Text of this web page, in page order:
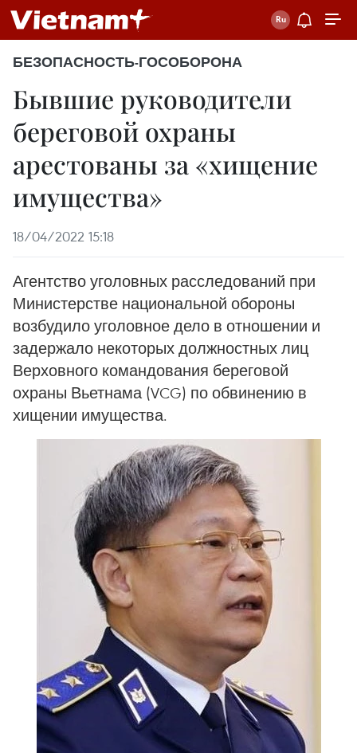
БЕЗОПАСНОСТЬ-ГОСОБОРОНА
Бывшие руководители
береговой охраны
арестованы за «хищение
имущества»
18/04/2022 15:18
Агентство уголовных расследований при
Министерстве национальной обороны
возбудило уголовное дело в отношении и
задержало некоторых должностных лиц
Верховного командования береговой
охраны Вьетнама (VCG) по обвинению в
хищении имущества.